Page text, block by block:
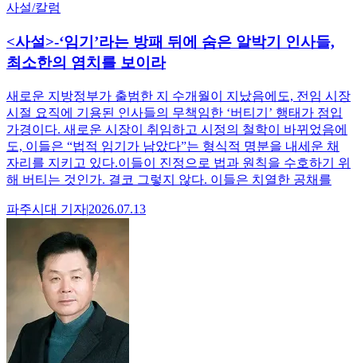
사설/칼럼
<사설>-‘임기’라는 방패 뒤에 숨은 알박기 인사들,
최소한의 염치를 보이라
새로운 지방정부가 출범한 지 수개월이 지났음에도, 전임 시장
시절 요직에 기용된 인사들의 무책임한 ‘버티기’ 행태가 점입
가경이다. 새로운 시장이 취임하고 시정의 철학이 바뀌었음에
도, 이들은 “법적 임기가 남았다”는 형식적 명분을 내세운 채
자리를 지키고 있다.이들이 진정으로 법과 원칙을 수호하기 위
해 버티는 것인가. 결코 그렇지 않다. 이들은 치열한 공채를
파주시대 기자|2026.07.13